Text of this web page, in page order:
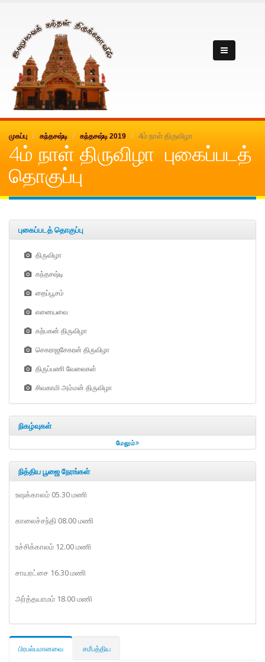
முகப்பு கந்தசஷ்டி கந்தசஷ்டி 2019 4ம் நாள் திருவிழா
4ம் நாள் திருவிழா புகைப்படத்
தொகுப்பு
புகைப்படத் தொகுப்பு
திருவிழா
கந்தசஷ்டி
தைப்பூசம்
எனையவை
கற்பகன் திருவிழா
செகராஜசேகரன் திருவிழா
திருப்பணி வேலைகள்
சிவகாமி அம்மன் திருவிழா
நிகழ்வுகள்
மேலும்
நித்திய பூஜை நேரங்கள்
உஷக்காலம் 05.30 மணி
காலைச்சந்தி 08.00 மணி
உச்சிக்காலம் 12.00 மணி
சாயரட்சை 16.30 மணி
அர்த்தயாமம் 18.00 மணி
பிரபல்பமானவை சமீபத்திய